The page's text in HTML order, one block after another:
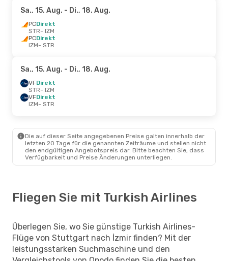
Sa., 15. Aug. - Di., 18. Aug.
PCDirekt
STR- IZM
PCDirekt
IZM- STR
Sa., 15. Aug. - Di., 18. Aug.
VFDirekt
STR- IZM
VFDirekt
IZM- STR
Die auf dieser Seite angegebenen Preise galten innerhalb der
letzten 20 Tage für die genannten Zeiträume und stellen nicht
den endgültigen Angebotspreis dar. Bitte beachten Sie, dass
Verfügbarkeit und Preise Änderungen unterliegen.
Fliegen Sie mit Turkish Airlines
Überlegen Sie, wo Sie günstige Turkish Airlines-
Flüge von Stuttgart nach İzmir finden? Mit der
leistungsstarken Suchmaschine und den